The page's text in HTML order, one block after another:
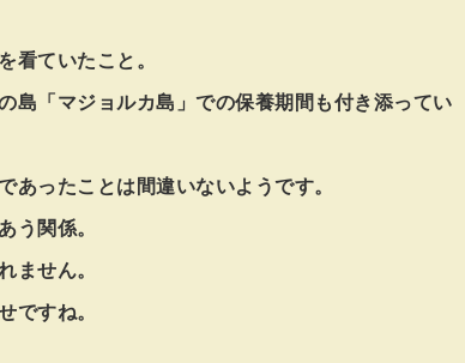
看ていたこと。
島「マジョルカ島」での保養期間も付き添ってい
ったことは間違いないようです。
う関係。
ません。
ですね。